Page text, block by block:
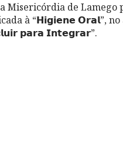
Misericórdia de
à “𝗛𝗶𝗴𝗶𝗲𝗻𝗲 𝗢𝗿𝗮𝗹”,
𝗽𝗮𝗿𝗮 𝗜𝗻𝘁𝗲𝗴𝗿𝗮𝗿”.